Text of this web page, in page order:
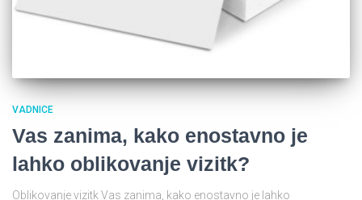
VADNICE
Vas zanima, kako enostavno je
lahko oblikovanje vizitk?
Oblikovanje vizitk Vas zanima, kako enostavno je lahko